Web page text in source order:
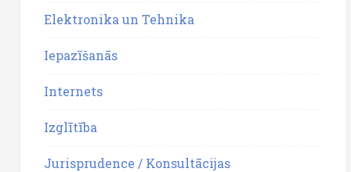
Elektronika un Tehnika
Iepazīšanās
Internets
Izglītība
Jurisprudence / Konsultācijas